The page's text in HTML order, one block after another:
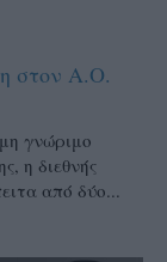
στον Α.Ο.
γνώριμο
η διεθνής
από δύο...